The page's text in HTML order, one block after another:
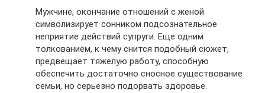
Мужчине, окончание отношений с женой
символизирует сонником подсознательное
неприятие действий супруги. Еще одним
толкованием, к чему снится подобный сюжет,
предвещает тяжелую работу, способную
обеспечить достаточно сносное существование
семьи, но серьезно подорвать здоровье.